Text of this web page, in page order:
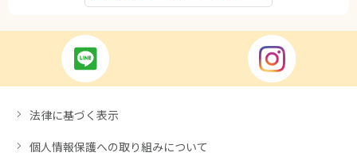
法律に基づく表示
個人情報保護への取り組みについて